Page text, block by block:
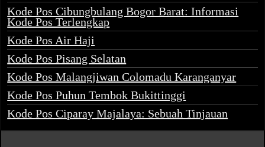
Kode Pos Cibungbulang Bogor Barat: Informasi
Kode Pos Terlengkap
Kode Pos Air Haji
Kode Pos Pisang Selatan
Kode Pos Malangjiwan Colomadu Karanganyar
Kode Pos Puhun Tembok Bukittinggi
Kode Pos Ciparay Majalaya: Sebuah Tinjauan